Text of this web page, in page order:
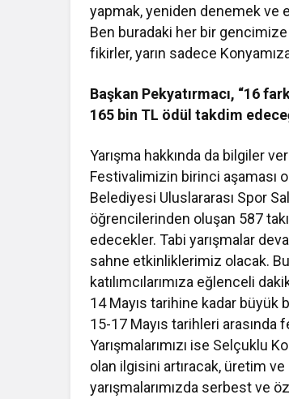
yapmak, yeniden denemek ve
Ben buradaki her bir
fikirler, yarın sadece
Başkan Pekyatırmacı, “16
165 bin TL ödül takdim
Yarışma hakkında da bilgiler
Festivalimizin birinci aşaması
Belediyesi Uluslararası Spor
öğrencilerinden oluşan 587
edecekler. Tabi yarışmalar
sahne etkinliklerimiz olacak. Bu
katılımcılarımıza eğlenceli
14 Mayıs tarihine kadar büyük
15-17 Mayıs tarihleri
Yarışmalarımızı ise Selçuklu
olan ilgisini artıracak, üretim ve
yarışmalarımızda serbest ve